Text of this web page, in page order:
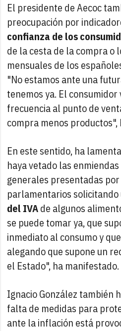
El presidente de Aecoc
preocupación por
confianza de los
de la cesta de la compra o
mensuales de los
"No estamos ante una
tenemos ya. El consumidor
frecuencia al punto de
compra menos productos",
En este sentido, ha
haya vetado las
generales presentadas
parlamentarios solicitando
del IVAde algunos
se puede tomar ya, que
inmediato al consumo y
alegando que supone un
el Estado", ha manifestado.
Ignacio González también
falta de medidas para
ante la inflación está